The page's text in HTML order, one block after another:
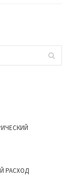
РАСХОД